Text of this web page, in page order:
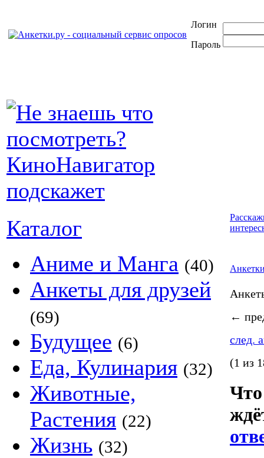
Логин
Пароль
Каталог
Аниме и Манга (40)
Анкеты для друзей
(69)
Будущее (6)
Еда, Кулинария (32)
Животные,
Растения (22)
Жизнь (32)
←
след.
(1 из
Что